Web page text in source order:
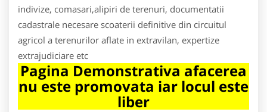
indivize, comasari,alipiri de terenuri, documentatii
cadastrale necesare scoaterii definitive din circuitul
agricol a terenurilor aflate in extravilan, expertize
extrajudiciare etc
Pagina Demonstrativa afacerea
nu este promovata iar locul este
liber